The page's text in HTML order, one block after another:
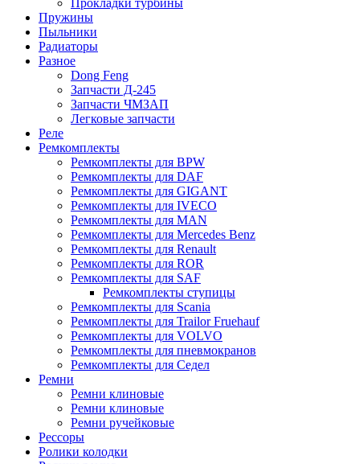
Пружины
Пыльники
Радиаторы
Разное
Dong Feng
Запчасти Д-245
Запчасти ЧМЗАП
Легковые запчасти
Реле
Ремкомплекты
Ремкомплекты для BPW
Ремкомплекты для DAF
Ремкомплекты для GIGANT
Ремкомплекты для IVECO
Ремкомплекты для MAN
Ремкомплекты для Mercedes Benz
Ремкомплекты для Renault
Ремкомплекты для ROR
Ремкомплекты для SAF
Ремкомплекты ступицы
Ремкомплекты для Scania
Ремкомплекты для Trailor Fruehauf
Ремкомплекты для VOLVO
Ремкомплекты для пневмокранов
Ремкомплекты для Седел
Ремни
Ремни клиновые
Ремни клиновые
Ремни ручейковые
Рессоры
Ролики колодки